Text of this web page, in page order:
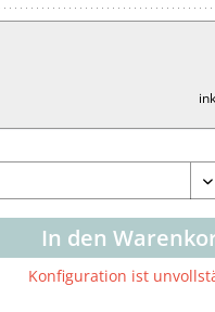
In den
Konfiguration ist